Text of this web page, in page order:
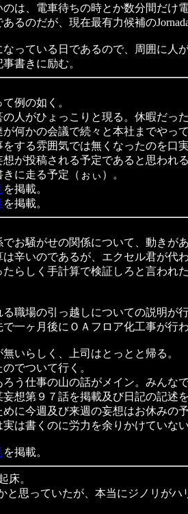
は、電車待ちの時とか数分間だけ
るのだが、現在最有力候補の
っている日であるので、周囲に人
書きに励む。
例の如く。
人がひょっこりと現る。休暇だっ
何かの会議で続々と本社までやっ
する雰囲気では無くなったのを口実
が投稿される予定であると思われ
に走る予定（ぉぃ）。
を掲載。
を掲載。
お騒がせの関係について、動きが
辛いのであるが、エクセル君が代わ
らしく手計算で検証しろと言われ
職場の引っ越しについての説明が行
一ヶ月後にＯＡフロア化工事が行
いらしく、上司はとっとと帰る。
でついて行く。
う仕事の山の話がメイン。みんなで
想第９７話を掲載及び日記の記述を
に今週及び来週の妄想はお休みの
は書くのに労力を余りかけていな
を掲載。
床。
思っていたが、本当にジノリが